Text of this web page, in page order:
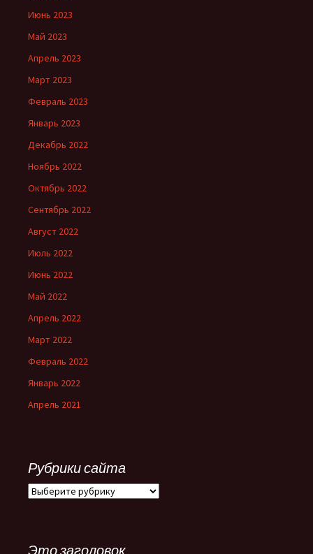
Июнь 2023
Май 2023
Апрель 2023
Март 2023
Февраль 2023
Январь 2023
Декабрь 2022
Ноябрь 2022
Октябрь 2022
Сентябрь 2022
Август 2022
Июль 2022
Июнь 2022
Май 2022
Апрель 2022
Март 2022
Февраль 2022
Январь 2022
Апрель 2021
Рубрики сайта
Рубрики
Это заголовок